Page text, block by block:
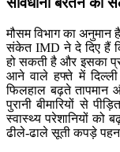
मौसम विभाग का
संकेत IMD ने दे दिए हैं
हो सकती है और इसका
आने वाले हफ्ते में
फिलहाल बढ़ते
पुरानी बीमारियों से
स्वास्थ्य परेशानियों को
ढीले-ढाले सूती कपड़े